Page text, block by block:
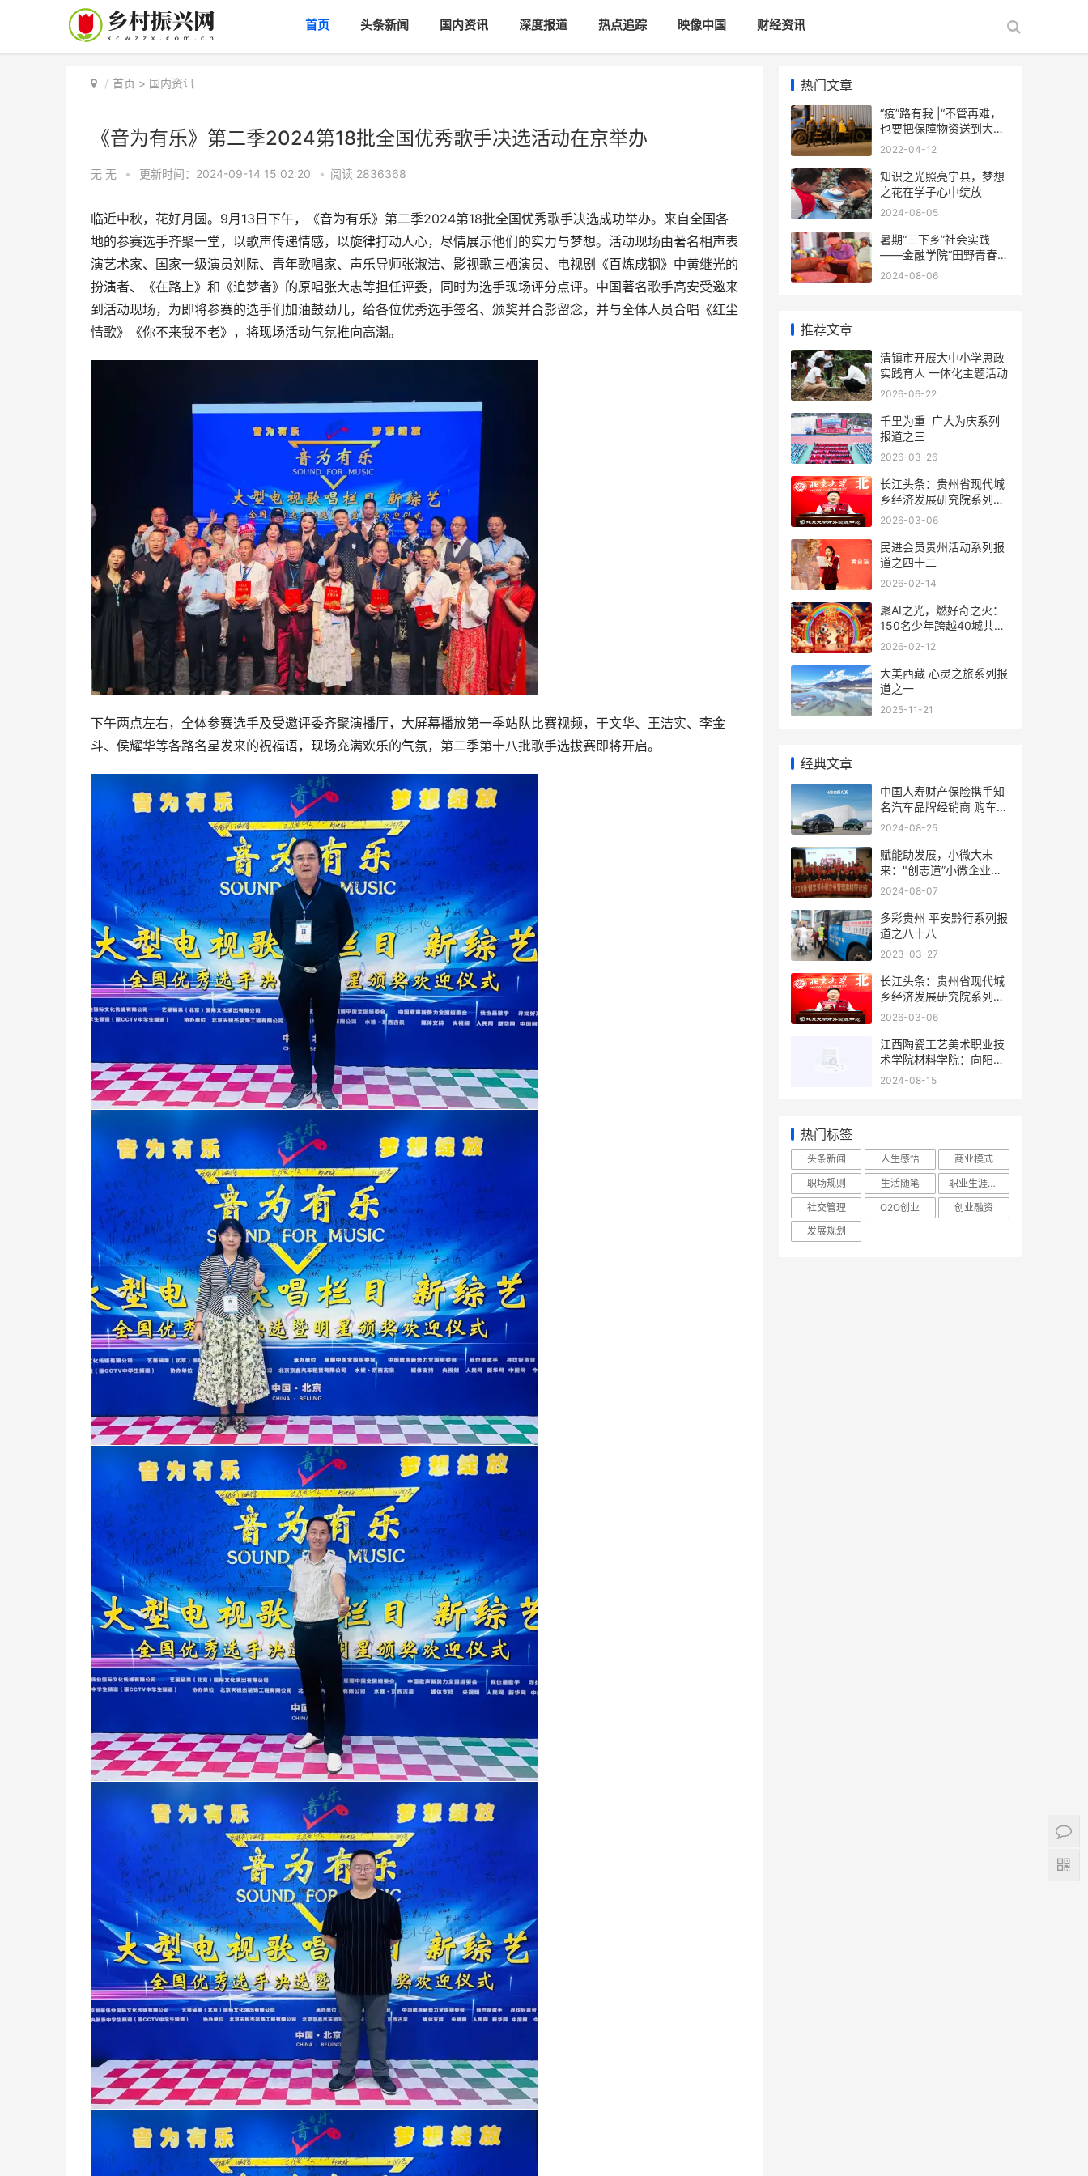
首页 头条新闻 国内资讯 深度报道 热点追踪 映像中国 财经资讯
首页 > 国内资讯
《音为有乐》第二季2024第18批全国优秀歌手决选活动在京举办
无 无 • 更新时间：2024-09-14 15:02:20 • 阅读 2836368
临近中秋，花好月圆。9月13日下午，《音为有乐》第二季2024第18批全国优秀歌手决选成功举办。来自全国各
地的参赛选手齐聚一堂，以歌声传递情感，以旋律打动人心，尽情展示他们的实力与梦想。活动现场由著名相声表
演艺术家、国家一级演员刘际、青年歌唱家、声乐导师张淑洁、影视歌三栖演员、电视剧《百炼成钢》中黄继光的
扮演者、《在路上》和《追梦者》的原唱张大志等担任评委，同时为选手现场评分点评。中国著名歌手高安受邀来
到活动现场，为即将参赛的选手们加油鼓劲儿，给各位优秀选手签名、颁奖并合影留念，并与全体人员合唱《红尘
情歌》《你不来我不老》，将现场活动气氛推向高潮。
下午两点左右，全体参赛选手及受邀评委齐聚演播厅，大屏幕播放第一季站队比赛视频，于文华、王洁实、李金
斗、侯耀华等各路名星发来的祝福语，现场充满欢乐的气氛，第二季第十八批歌手选拔赛即将开启。
热门文章
“疫”路有我 |“不管再难，
也要把保障物资送到大家
手上”
2022-04-12
知识之光照亮宁县，梦想
之花在学子心中绽放
2024-08-05
暑期“三下乡”社会实践
——金融学院“田野青春
队”赴怀远县徐圩乡梨园村
2024-08-06
推荐文章
清镇市开展大中小学思政
实践育人 一体化主题活动
2026-06-22
千里为重 广大为庆系列
报道之三
2026-03-26
长江头条：贵州省现代城
乡经济发展研究院系列报
道之一
2026-03-06
民进会员贵州活动系列报
道之四十二
2026-02-14
聚AI之光，燃好奇之火：
150名少年跨越40城共创
首届少儿AI春晚
2026-02-12
大美西藏 心灵之旅系列报
道之一
2025-11-21
经典文章
中国人寿财产保险携手知
名汽车品牌经销商 购车嘉
年华主体活动
2024-08-25
赋能助发展，小微大未
来："创志道”小微企业研
修班面授课收官云南
2024-08-07
​​​​​​​多彩贵州 平安黔行系列报
道之八十八
2023-03-27
长江头条：贵州省现代城
乡经济发展研究院系列报
道之一
2026-03-06
江西陶瓷工艺美术职业技
术学院材料学院：向阳而
生“追光”同行
2024-08-15
热门标签
头条新闻 人生感悟
商业模式
职场规则
生活随笔
职业生涯规划
社交管理
O2O创业
创业融资
发展规划